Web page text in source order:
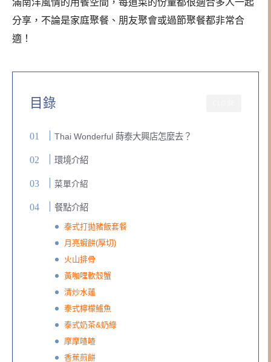
滿南洋風情的用餐空間，每道菜的份量都很適合多人一起
分享，不論是家庭聚餐、朋友聚會或過節聚餐都非常合
適！
目錄
Thai Wonderful 蒔泰大興店怎麼去？
環境介紹
菜單介紹
餐點介紹
泰式打拋豬飯套餐
月亮蝦餅(厚切)
火山排骨
黃咖哩軟殼蟹
清炒水蓮
泰式檸檬鱸魚
泰式奶茶&奶綠
摩摩喳喳
香蕉煎餅